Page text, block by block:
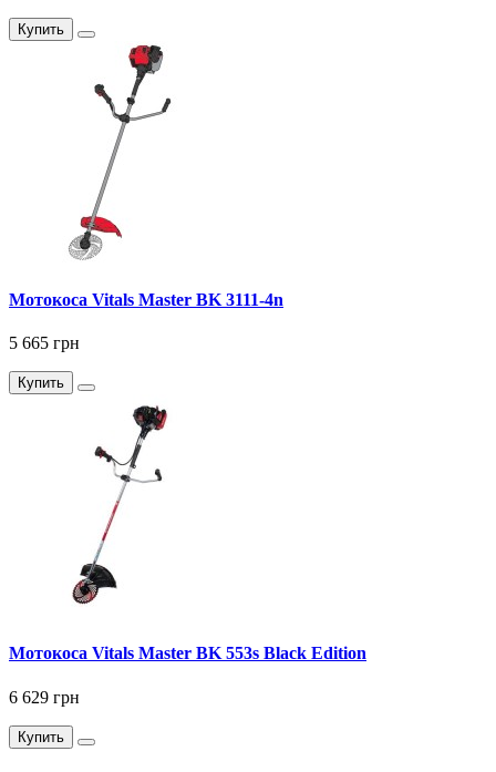
Купить
Мотокоса Vitals Master BK 3111-4n
5 665 грн
Купить
Мотокоса Vitals Master BK 553s Black Edition
6 629 грн
Купить